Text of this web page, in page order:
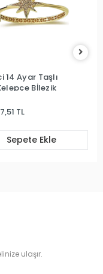
14 Ayar Taşlı
Bİlezik
TL
Sepete Ekle
ulaşır.